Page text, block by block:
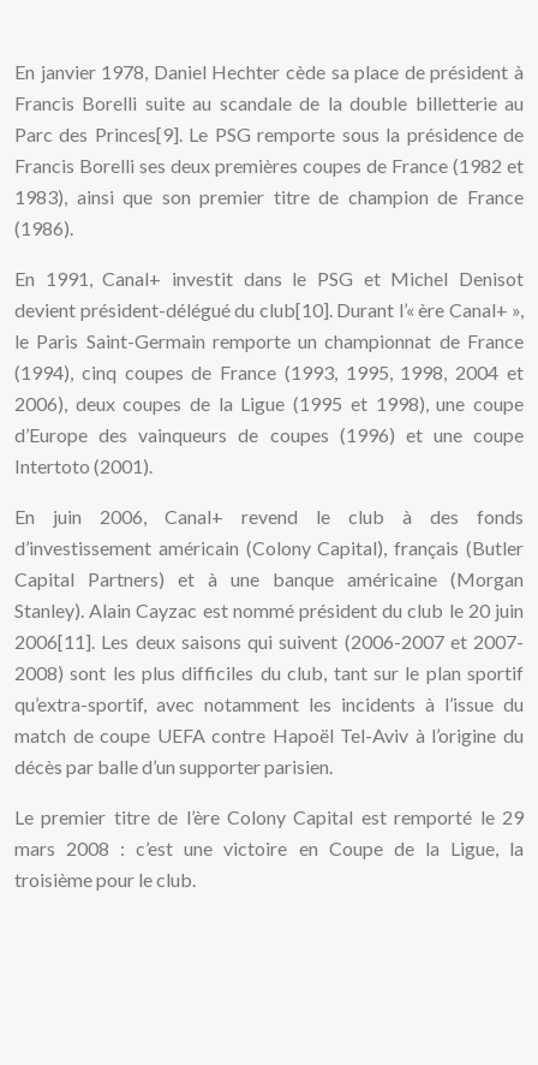
En janvier 1978, Daniel Hechter cède sa place de président à
Francis Borelli suite au scandale de la double billetterie au
Parc des Princes[9]. Le PSG remporte sous la présidence de
Francis Borelli ses deux premières coupes de France (1982 et
1983), ainsi que son premier titre de champion de France
(1986).
En 1991, Canal+ investit dans le PSG et Michel Denisot
devient président-délégué du club[10]. Durant l’« ère Canal+ »,
le Paris Saint-Germain remporte un championnat de France
(1994), cinq coupes de France (1993, 1995, 1998, 2004 et
2006), deux coupes de la Ligue (1995 et 1998), une coupe
d’Europe des vainqueurs de coupes (1996) et une coupe
Intertoto (2001).
En juin 2006, Canal+ revend le club à des fonds
d’investissement américain (Colony Capital), français (Butler
Capital Partners) et à une banque américaine (Morgan
Stanley). Alain Cayzac est nommé président du club le 20 juin
2006[11]. Les deux saisons qui suivent (2006-2007 et 2007-
2008) sont les plus difficiles du club, tant sur le plan sportif
qu’extra-sportif, avec notamment les incidents à l’issue du
match de coupe UEFA contre Hapoël Tel-Aviv à l’origine du
décès par balle d’un supporter parisien.
Le premier titre de l’ère Colony Capital est remporté le 29
mars 2008 : c’est une victoire en Coupe de la Ligue, la
troisième pour le club.